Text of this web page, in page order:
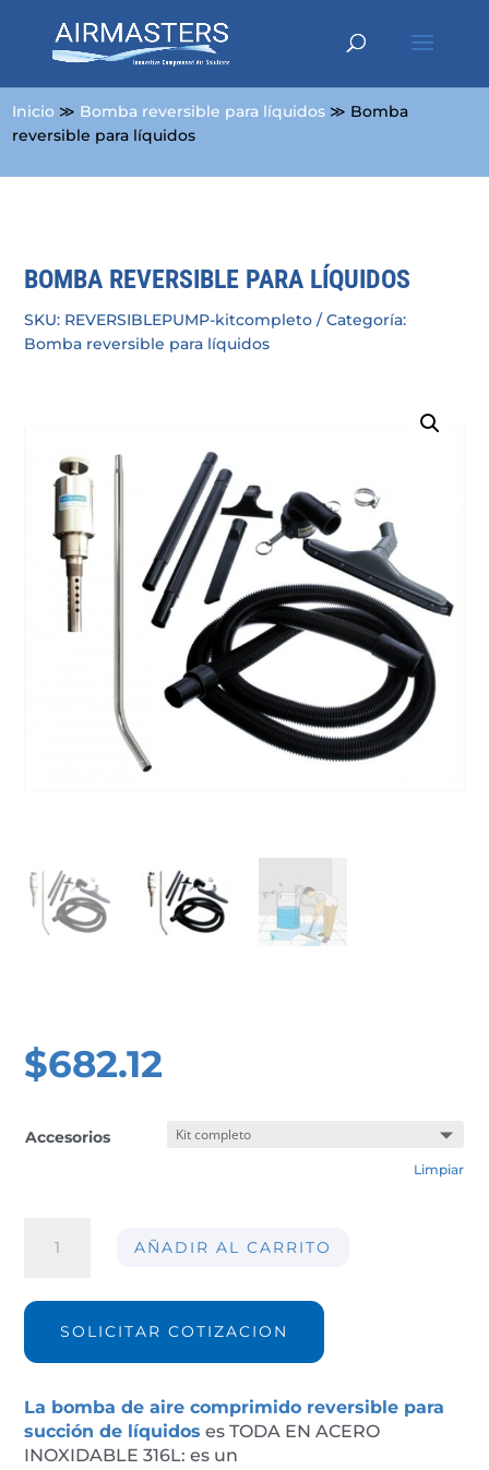
Inicio ≫ Bomba reversible para líquidos ≫ Bomba
reversible para líquidos
BOMBA REVERSIBLE PARA LÍQUIDOS
SKU: REVERSIBLEPUMP-kitcompleto
Categoría:
Bomba reversible para líquidos
$682.12
Accesorios
Limpiar
reversible
líquidos
cantidad
AÑADIR AL CARRITO
SOLICITAR COTIZACION
La bomba de aire comprimido reversible para
succión de líquidos es TODA EN ACERO
INOXIDABLE 316L: es un